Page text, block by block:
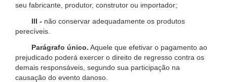
seu fabricante, produtor, construtor ou importador;
III - não conservar adequadamente os produtos
perecíveis.
Parágrafo único. Aquele que efetivar o pagamento ao
prejudicado poderá exercer o direito de regresso contra os
demais responsáveis, segundo sua participação na
causação do evento danoso.